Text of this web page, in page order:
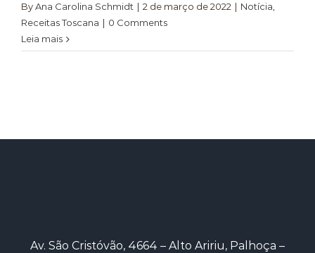
ByAna Carolina Schmidt | 2 de março de 2022 | Notícia
Receitas Toscana | 0 Comments
Leia mais
Av. São Cristóvão, 4664 – Alto Aririu, Palhoça –